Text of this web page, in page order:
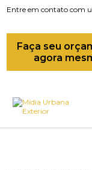
Entre em contato com
Faça seu
agora